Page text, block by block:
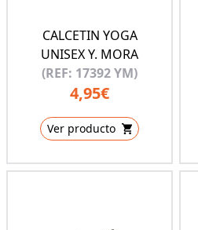
CALCETIN YOGA
UNISEX Y. MORA
(REF: 17392 YM)
4,95€
Ver producto